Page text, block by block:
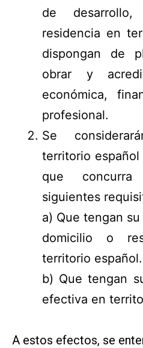
de
residencia en
dispongan de
obrar y
económica,
profesional.
Se
territorio
que
siguientes
a) Que tengan
domicilio o
territorio español.
b) Que tengan
efectiva en
A estos efectos, se